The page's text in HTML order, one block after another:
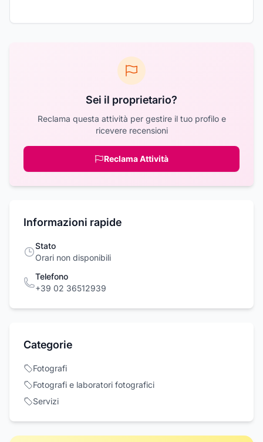
Sei il proprietario?
Reclama questa attività per gestire il tuo profilo e
ricevere recensioni
Reclama Attività
Informazioni rapide
Stato
Orari non disponibili
Telefono
+39 02 36512939
Categorie
Fotografi
Fotografi e laboratori fotografici
Servizi